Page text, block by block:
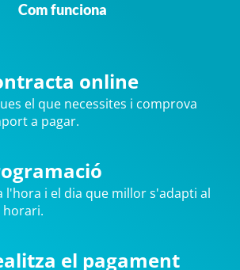
Com funciona
online
el que necessites i comprova
a pagar.
l'hora i el dia que millor s'adapti al
horari.
el pagament